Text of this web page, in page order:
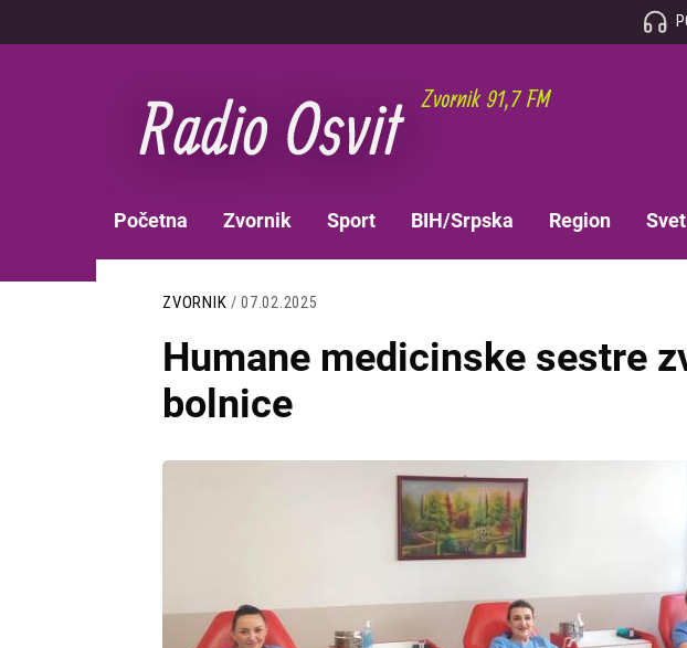
na
NAVIGATION
Početna Zvornik Sport BIH/Srpska Region Svet
ZVORNIK / 07.02.2025
Humane medicinske sestre
bolnice